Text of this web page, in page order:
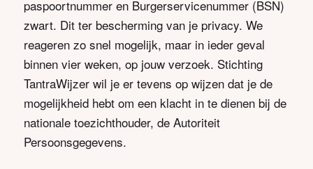
paspoortnummer en Burgerservicenummer (BSN)
zwart. Dit ter bescherming van je privacy. We
reageren zo snel mogelijk, maar in ieder geval
binnen vier weken, op jouw verzoek. Stichting
TantraWijzer wil je er tevens op wijzen dat je de
mogelijkheid hebt om een klacht in te dienen bij de
nationale toezichthouder, de Autoriteit
Persoonsgegevens.